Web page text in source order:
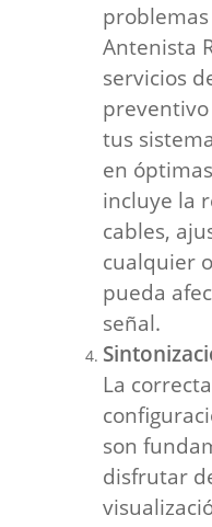
Antenista
servicios
tus
en
incluye la
cables,
cualquier
pueda
señal.
La
son
disfrutar